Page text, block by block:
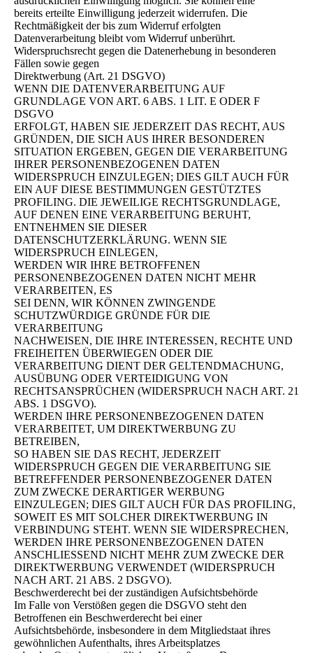
bereits erteilte Einwilligung jederzeit widerrufen. Die
Rechtmäßigkeit der bis zum Widerruf erfolgten
Datenverarbeitung bleibt vom Widerruf unberührt.
Widerspruchsrecht gegen die Datenerhebung in besonderen
Fällen sowie gegen
Direktwerbung (Art. 21 DSGVO)
WENN DIE DATENVERARBEITUNG AUF
GRUNDLAGE VON ART. 6 ABS. 1 LIT. E ODER F
DSGVO
ERFOLGT, HABEN SIE JEDERZEIT DAS RECHT, AUS
GRÜNDEN, DIE SICH AUS IHRER BESONDEREN
SITUATION ERGEBEN, GEGEN DIE VERARBEITUNG
IHRER PERSONENBEZOGENEN DATEN
WIDERSPRUCH EINZULEGEN; DIES GILT AUCH FÜR
EIN AUF DIESE BESTIMMUNGEN GESTÜTZTES
PROFILING. DIE JEWEILIGE RECHTSGRUNDLAGE,
AUF DENEN EINE VERARBEITUNG BERUHT,
ENTNEHMEN SIE DIESER
DATENSCHUTZERKLÄRUNG. WENN SIE
WIDERSPRUCH EINLEGEN,
WERDEN WIR IHRE BETROFFENEN
PERSONENBEZOGENEN DATEN NICHT MEHR
VERARBEITEN, ES
SEI DENN, WIR KÖNNEN ZWINGENDE
SCHUTZWÜRDIGE GRÜNDE FÜR DIE
VERARBEITUNG
NACHWEISEN, DIE IHRE INTERESSEN, RECHTE UND
FREIHEITEN ÜBERWIEGEN ODER DIE
VERARBEITUNG DIENT DER GELTENDMACHUNG,
AUSÜBUNG ODER VERTEIDIGUNG VON
RECHTSANSPRÜCHEN (WIDERSPRUCH NACH ART. 21
ABS. 1 DSGVO).
WERDEN IHRE PERSONENBEZOGENEN DATEN
VERARBEITET, UM DIREKTWERBUNG ZU
BETREIBEN,
SO HABEN SIE DAS RECHT, JEDERZEIT
WIDERSPRUCH GEGEN DIE VERARBEITUNG SIE
BETREFFENDER PERSONENBEZOGENER DATEN
ZUM ZWECKE DERARTIGER WERBUNG
EINZULEGEN; DIES GILT AUCH FÜR DAS PROFILING,
SOWEIT ES MIT SOLCHER DIREKTWERBUNG IN
VERBINDUNG STEHT. WENN SIE WIDERSPRECHEN,
WERDEN IHRE PERSONENBEZOGENEN DATEN
ANSCHLIESSEND NICHT MEHR ZUM ZWECKE DER
DIREKTWERBUNG VERWENDET (WIDERSPRUCH
NACH ART. 21 ABS. 2 DSGVO).
Beschwerderecht bei der zuständigen Aufsichtsbehörde
Im Falle von Verstößen gegen die DSGVO steht den
Betroffenen ein Beschwerderecht bei einer
Aufsichtsbehörde, insbesondere in dem Mitgliedstaat ihres
gewöhnlichen Aufenthalts, ihres Arbeitsplatzes